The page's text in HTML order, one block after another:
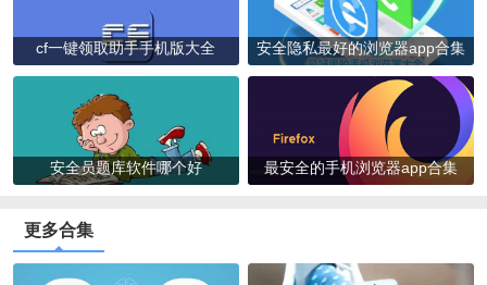
cf一键领取助手手机版大全 安全隐私最好的浏览器app合集
安全员题库软件哪个好 最安全的手机浏览器app合集
更多合集